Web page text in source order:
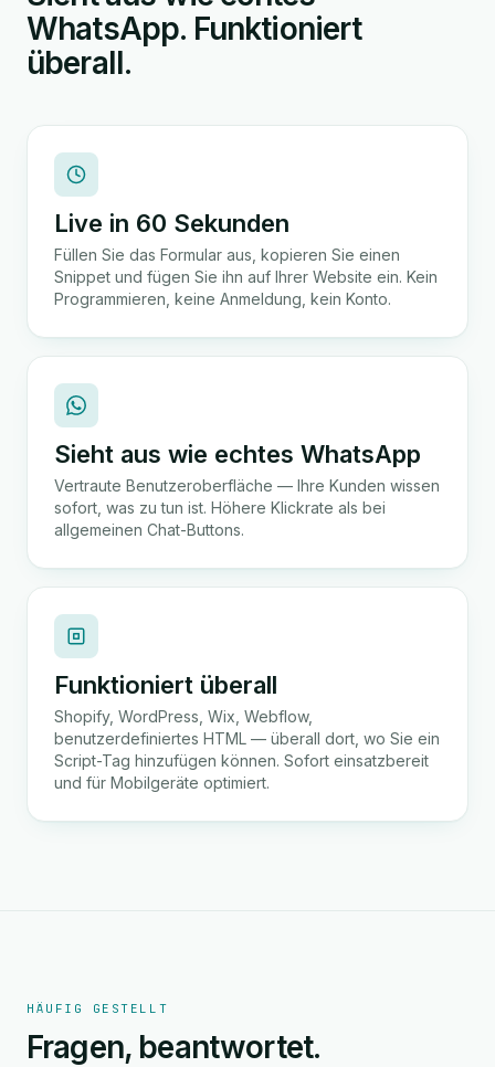
WhatsApp. Funktioniert
überall.
Live in 60 Sekunden
Füllen Sie das Formular aus, kopieren Sie einen
Snippet und fügen Sie ihn auf Ihrer Website ein. Kein
Programmieren, keine Anmeldung, kein Konto.
Sieht aus wie echtes WhatsApp
Vertraute Benutzeroberfläche — Ihre Kunden wissen
sofort, was zu tun ist. Höhere Klickrate als bei
allgemeinen Chat-Buttons.
Funktioniert überall
Shopify, WordPress, Wix, Webflow,
benutzerdefiniertes HTML — überall dort, wo Sie ein
Script-Tag hinzufügen können. Sofort einsatzbereit
und für Mobilgeräte optimiert.
HÄUFIG GESTELLT
Fragen, beantwortet.